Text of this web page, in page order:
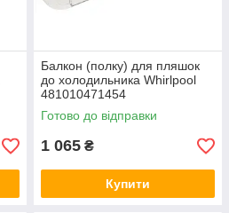
Балкон (полку) для пляшок
до холодильника Whirlpool
481010471454
Готово до відправки
1 065 ₴
Купити